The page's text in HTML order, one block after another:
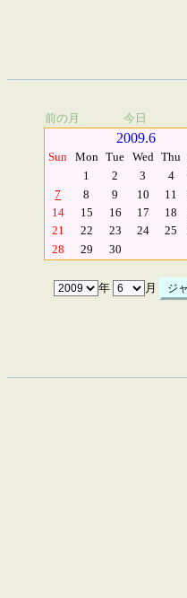
前の月 今日
2009.6
Sun Mon Tue Wed Thu
1
2 3 4
7
8 9 10 11
14
15 16 17 18
21
22 23 24 25
28
29 30
年 月